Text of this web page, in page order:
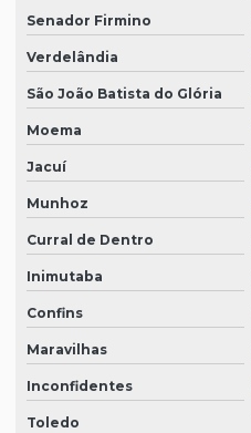
Senador Firmino
Verdelândia
São João Batista do Glória
Moema
Jacuí
Munhoz
Curral de Dentro
Inimutaba
Confins
Maravilhas
Inconfidentes
Toledo